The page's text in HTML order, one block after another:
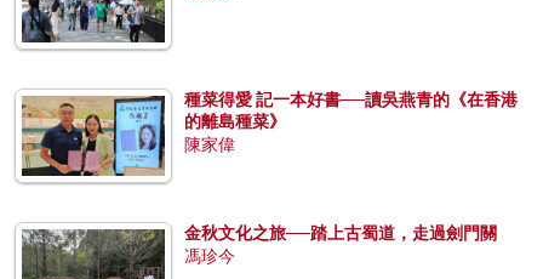
種菜得愛 記一本好書──讀吳燕青的《在香港
的離島種菜》
陳家偉
金秋文化之旅──踏上古蜀道，走過劍門關
馮珍今